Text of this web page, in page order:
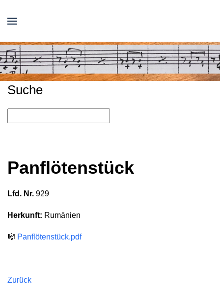
Suche
Panflötenstück
Lfd. Nr. 929
Herkunft: Rumänien
🎼 Panflötenstück.pdf
Zurück